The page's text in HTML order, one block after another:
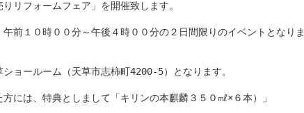
リフォームフェア」を開催致します。
前１０時００分～午後４時００分の２日間限りのイベントとなりま
ョールーム（天草市志柿町4200-5）となります。
には、特典としまして「キリンの本麒麟３５０㎖×６本）」